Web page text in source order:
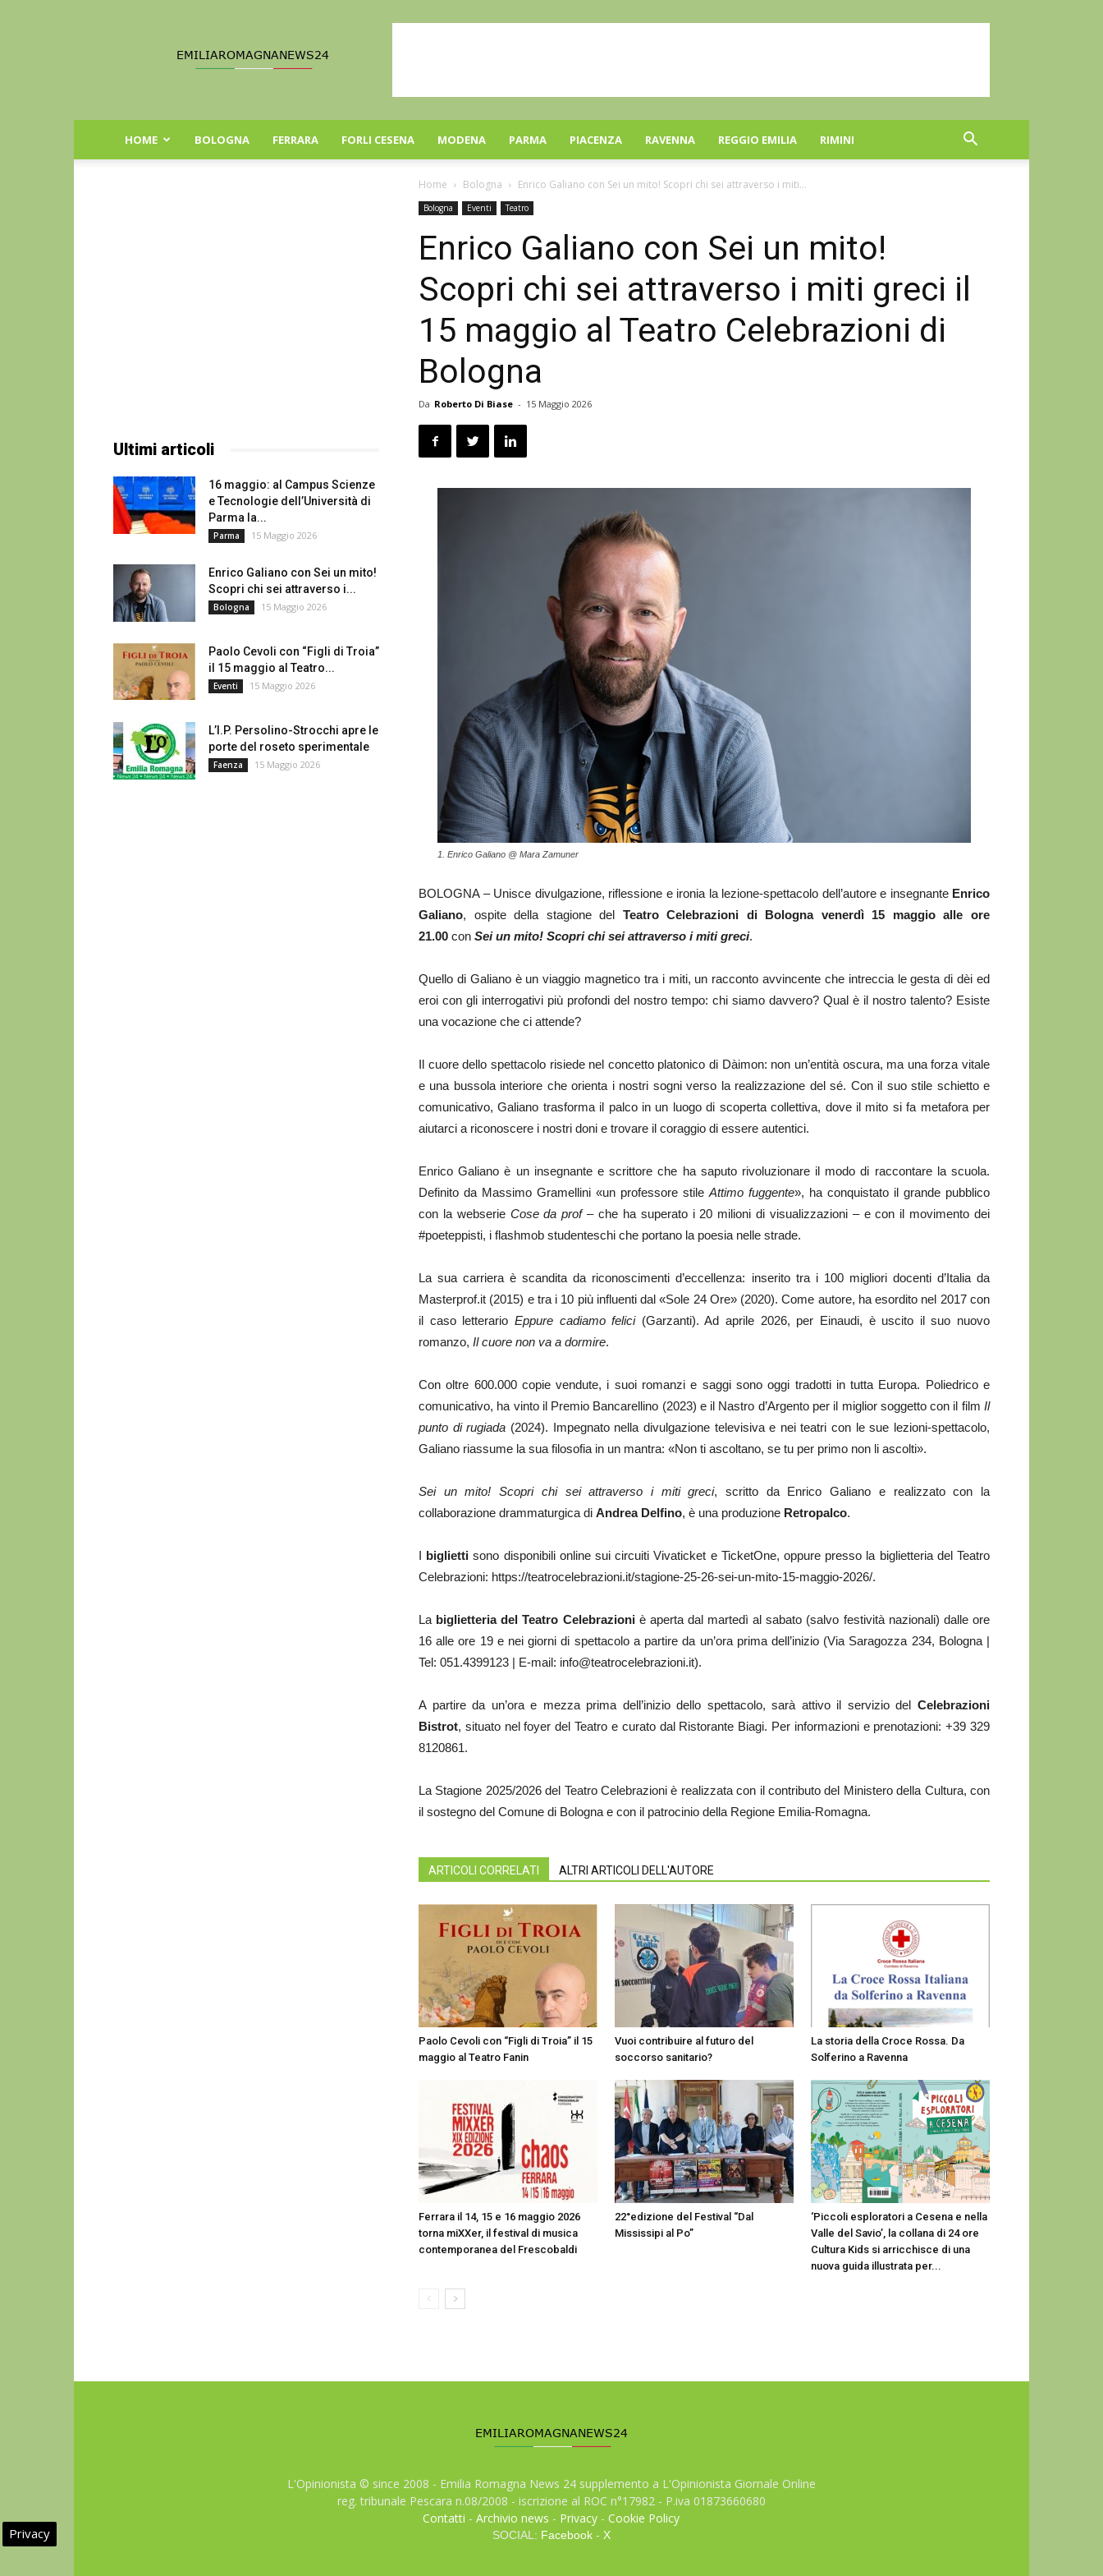
Romagna
HOME BOLOGNA FERRARA FORLI CESENA MODENA PARMA PIACENZA RAVENNA REGGIO EMILIA RIMINI
Home Bologna Enrico Galiano con Sei un mito! Scopri chi sei attraverso i miti...
Bologna Eventi Teatro
Enrico Galiano con Sei un mito!
Scopri chi sei attraverso i miti greci il
15 maggio al Teatro Celebrazioni di
Bologna
Da Roberto Di Biase - 15 Maggio 2026
1. Enrico Galiano @ Mara Zamuner
BOLOGNA – Unisce divulgazione, riflessione e ironia la lezione-spettacolo dell’autore e insegnante Enrico
Galiano, ospite della stagione del Teatro Celebrazioni di Bologna venerdì 15 maggio alle ore
21.00 con Sei un mito! Scopri chi sei attraverso i miti greci.
Quello di Galiano è un viaggio magnetico tra i miti, un racconto avvincente che intreccia le gesta di dèi ed
eroi con gli interrogativi più profondi del nostro tempo: chi siamo davvero? Qual è il nostro talento? Esiste
una vocazione che ci attende?
Il cuore dello spettacolo risiede nel concetto platonico di Dàimon: non un’entità oscura, ma una forza vitale
e una bussola interiore che orienta i nostri sogni verso la realizzazione del sé. Con il suo stile schietto e
comunicativo, Galiano trasforma il palco in un luogo di scoperta collettiva, dove il mito si fa metafora per
aiutarci a riconoscere i nostri doni e trovare il coraggio di essere autentici.
Enrico Galiano è un insegnante e scrittore che ha saputo rivoluzionare il modo di raccontare la scuola.
Definito da Massimo Gramellini «un professore stile Attimo fuggente», ha conquistato il grande pubblico
con la webserie Cose da prof– che ha superato i 20 milioni di visualizzazioni – e con il movimento dei
#poeteppisti, i flashmob studenteschi che portano la poesia nelle strade.
La sua carriera è scandita da riconoscimenti d’eccellenza: inserito tra i 100 migliori docenti d’Italia da
Masterprof.it (2015) e tra i 10 più influenti dal «Sole 24 Ore» (2020). Come autore, ha esordito nel 2017 con
il caso letterario Eppure cadiamo felici(Garzanti). Ad aprile 2026, per Einaudi, è uscito il suo nuovo
romanzo, Il cuore non va a dormire.
Con oltre 600.000 copie vendute, i suoi romanzi e saggi sono oggi tradotti in tutta Europa. Poliedrico e
comunicativo, ha vinto il Premio Bancarellino (2023) e il Nastro d’Argento per il miglior soggetto con il film Il
punto di rugiada (2024). Impegnato nella divulgazione televisiva e nei teatri con le sue lezioni-spettacolo,
Galiano riassume la sua filosofia in un mantra: «Non ti ascoltano, se tu per primo non li ascolti».
Sei un mito! Scopri chi sei attraverso i miti greci, scritto da Enrico Galiano e realizzato con la
collaborazione drammaturgica di Andrea Delfino, è una produzione Retropalco.
I biglietti sono disponibili online sui circuiti Vivaticket e TicketOne, oppure presso la biglietteria del Teatro
Celebrazioni: https://teatrocelebrazioni.it/stagione-25-26-sei-un-mito-15-maggio-2026/.
La biglietteria del Teatro Celebrazioniè aperta dal martedì al sabato (salvo festività nazionali) dalle ore
16 alle ore 19 e nei giorni di spettacolo a partire da un’ora prima dell’inizio (Via Saragozza 234, Bologna |
Tel: 051.4399123 | E-mail: info@teatrocelebrazioni.it).
A partire da un’ora e mezza prima dell’inizio dello spettacolo, sarà attivo il servizio del Celebrazioni
Bistrot, situato nel foyer del Teatro e curato dal Ristorante Biagi. Per informazioni e prenotazioni: +39 329
8120861.
La Stagione 2025/2026 del Teatro Celebrazioni è realizzata con il contributo del Ministero della Cultura, con
il sostegno del Comune di Bologna e con il patrocinio della Regione Emilia-Romagna.
ARTICOLI CORRELATI ALTRI ARTICOLI DELL'AUTORE
Paolo Cevoli con “Figli di Troia” il 15
maggio al Teatro Fanin
Vuoi contribuire al futuro del
soccorso sanitario?
La storia della Croce Rossa. Da
Solferino a Ravenna
Ferrara il 14, 15 e 16 maggio 2026
torna miXXer, il festival di musica
contemporanea del Frescobaldi
22°edizione del Festival “Dal
Mississipi al Po”
‘Piccoli esploratori a Cesena e nella
Valle del Savio’, la collana di 24 ore
Cultura Kids si arricchisce di una
nuova guida illustrata per...
Ultimi articoli
16 maggio: al Campus Scienze
e Tecnologie dell’Università di
Parma la...
Parma 15 Maggio 2026
Enrico Galiano con Sei un mito!
Scopri chi sei attraverso i...
Bologna 15 Maggio 2026
Paolo Cevoli con “Figli di Troia”
il 15 maggio al Teatro...
Eventi 15 Maggio 2026
L’I.P. Persolino-Strocchi apre le
porte del roseto sperimentale
Faenza 15 Maggio 2026
L'Opinionista © since 2008 - Emilia Romagna News 24 supplemento a L'Opinionista Giornale Online
reg. tribunale Pescara n.08/2008 - iscrizione al ROC n°17982 - P.iva 01873660680
Contatti -Archivio news - Privacy -Cookie Policy
SOCIAL: Facebook- X
Privacy